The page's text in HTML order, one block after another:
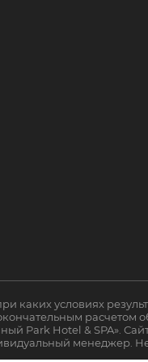
условиях
расчетом
Park Hotel & SPA».
менеджер.